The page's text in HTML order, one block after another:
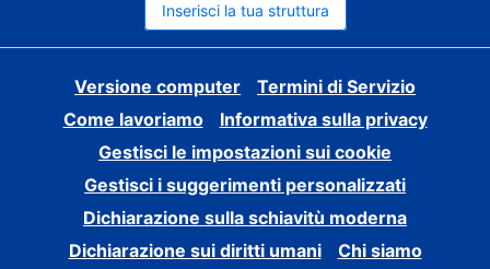
Inserisci la tua struttura
Versione computer
Termini di Servizio
Come lavoriamo
Informativa sulla privacy
Gestisci le impostazioni sui cookie
Gestisci i suggerimenti personalizzati
Dichiarazione sulla schiavitù moderna
Dichiarazione sui diritti umani
Chi siamo